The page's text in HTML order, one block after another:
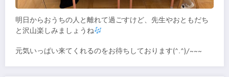
明日からおうちの人と離れて過ごすけど、先生やおともだち
と沢山楽しみましょうね
元気いっぱい来てくれるのをお待ちしております(^.^)/~~~